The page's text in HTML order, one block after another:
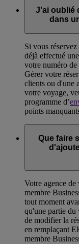
J'ai oublié
dans
Si vous
déjà effectué
votre numéro
Gérer votre
clients ou d'une
votre voyage,
programme d’
points
Que faire
Votre agence
membre
tout moment
qu'une partie du
de modifier la
en remplaçant
membre